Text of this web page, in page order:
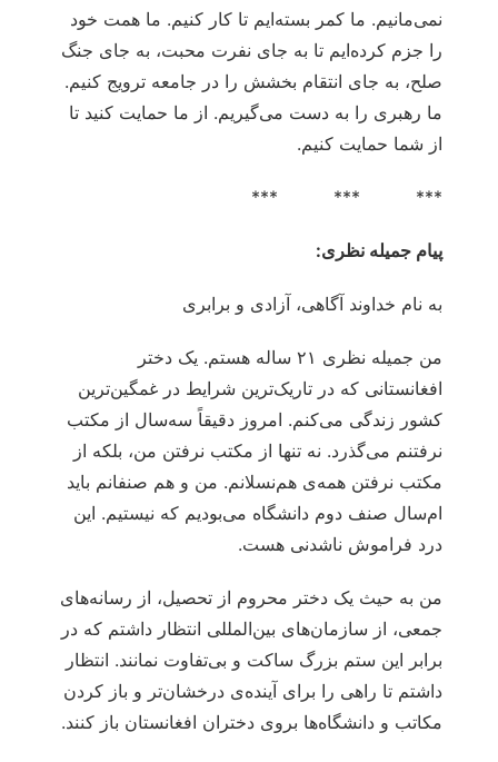
نمی‌مانیم. ما کمر بسته‌ایم تا کار کنیم. ما همت خود
را جزم کرده‌ایم تا به جای نفرت محبت، به جای جنگ
صلح، به جای انتقام بخشش را در جامعه ترویج کنیم.
ما رهبری را به دست می‌گیریم. از ما حمایت کنید تا
از شما حمایت کنیم.
*** *** ***
پیام جمیله نظری:
به نام خداوند آگاهی، آزادی و برابری
من جمیله نظری ۲۱ ساله هستم. یک دختر
افغانستانی که در تاریک‌ترین شرایط در غمگین‌ترین
کشور زندگی می‌کنم. امروز دقیقاً سه‌سال از مکتب
نرفتنم می‌گذرد. نه تنها از مکتب نرفتن من، بلکه از
مکتب نرفتن همه‌ی هم‌نسلانم. من و هم صنفانم باید
ام‌سال صنف دوم دانشگاه می‌بودیم که نیستیم. این
درد فراموش ناشدنی هست.
من به حیث یک دختر محروم از تحصیل، از رسانه‌های
جمعی، از سازمان‌های بین‌المللی انتظار داشتم که در
برابر این ستم بزرگ ساکت و بی‌تفاوت نمانند. انتظار
داشتم تا راهی را برای آینده‌ی درخشان‌تر و باز کردن
مکاتب و دانشگاه‌ها بروی دختران افغانستان باز کنند.